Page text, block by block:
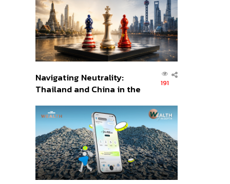
อินโดนีเซีย
Navigating Neutrality:
Thailand and China in the
Order
191